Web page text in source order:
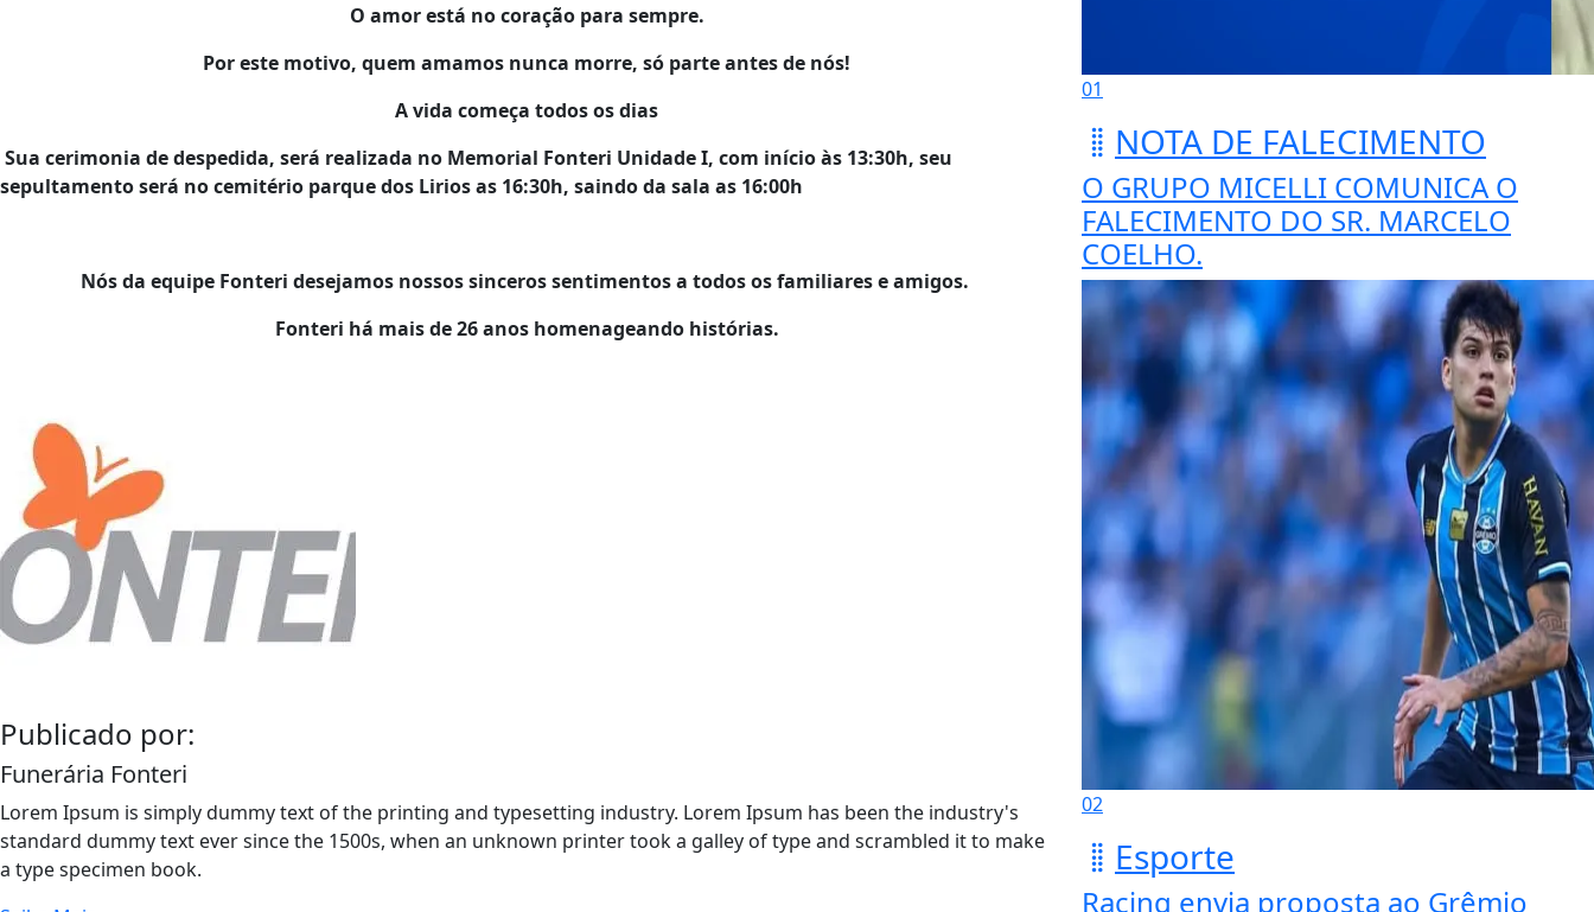
O amor está no coração para sempre.
Por este motivo, quem amamos nunca morre, só parte antes de nós!
A vida começa todos os dias
Sua cerimonia de despedida, será realizada no Memorial Fonteri Unidade I, com início às 13:30h, seu
sepultamento será no cemitério parque dos Lirios as 16:30h, saindo da sala as 16:00h
Nós da equipe Fonteri desejamos nossos sinceros sentimentos a todos os familiares e amigos.
Fonteri há mais de 26 anos homenageando histórias.
Publicado por:
Funerária Fonteri
Lorem Ipsum is simply dummy text of the printing and typesetting industry. Lorem Ipsum has been the industry's
standard dummy text ever since the 1500s, when an unknown printer took a galley of type and scrambled it to make
a type specimen book.
01
NOTA DE FALECIMENTO
O GRUPO MICELLI COMUNICA O
FALECIMENTO DO SR. MARCELO
COELHO.
02
Esporte
Racing envia proposta ao Grêmio